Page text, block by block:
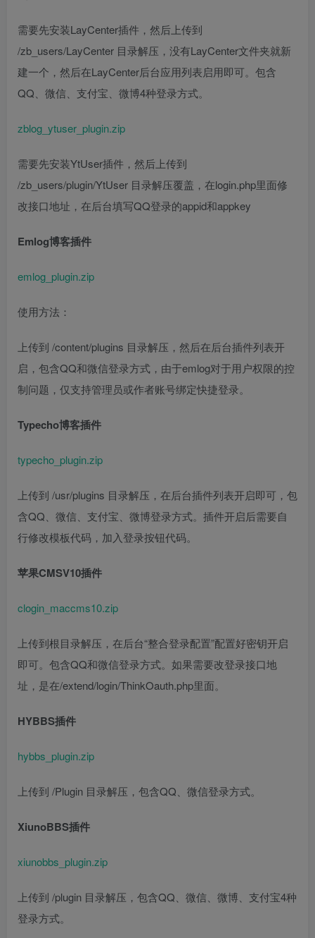
需要先安装LayCenter插件，然后上传到
/zb_users/LayCenter 目录解压，没有LayCenter文件夹就新
建一个，然后在LayCenter后台应用列表启用即可。包含
QQ、微信、支付宝、微博4种登录方式。
zblog_ytuser_plugin.zip
需要先安装YtUser插件，然后上传到
/zb_users/plugin/YtUser 目录解压覆盖，在login.php里面修
改接口地址，在后台填写QQ登录的appid和appkey
Emlog博客插件
emlog_plugin.zip
使用方法：
上传到 /content/plugins 目录解压，然后在后台插件列表开
启，包含QQ和微信登录方式，由于emlog对于用户权限的控
制问题，仅支持管理员或作者账号绑定快捷登录。
Typecho博客插件
typecho_plugin.zip
上传到 /usr/plugins 目录解压，在后台插件列表开启即可，包
含QQ、微信、支付宝、微博登录方式。插件开启后需要自
行修改模板代码，加入登录按钮代码。
苹果CMSV10插件
clogin_maccms10.zip
上传到根目录解压，在后台“整合登录配置”配置好密钥开启
即可。包含QQ和微信登录方式。如果需要改登录接口地
址，是在/extend/login/ThinkOauth.php里面。
HYBBS插件
hybbs_plugin.zip
上传到 /Plugin 目录解压，包含QQ、微信登录方式。
XiunoBBS插件
xiunobbs_plugin.zip
上传到 /plugin 目录解压，包含QQ、微信、微博、支付宝4种
登录方式。